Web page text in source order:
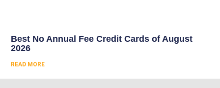
Best No Annual Fee Credit Cards of August
2026
READ MORE